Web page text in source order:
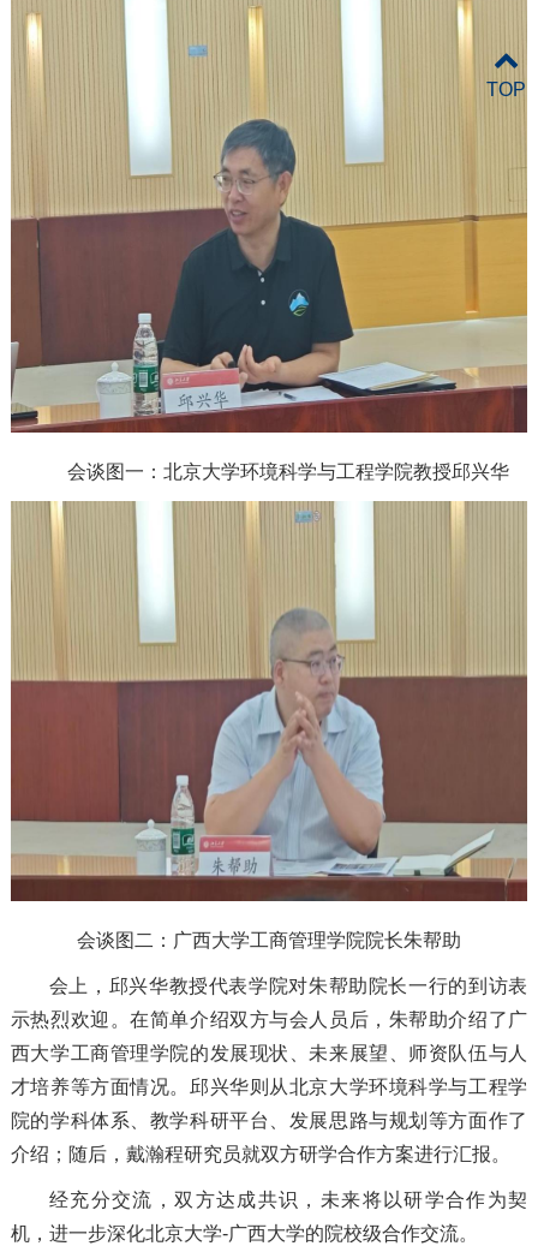
会谈图一：北京大学环境科学与工程学院教授邱兴华
会谈图二：广西大学工商管理学院院长朱帮助
会上，邱兴华教授代表学院对朱帮助院长一行的到访表
示热烈欢迎。在简单介绍双方与会人员后，朱帮助介绍了广
西大学工商管理学院的发展现状、未来展望、师资队伍与人
才培养等方面情况。邱兴华则从北京大学环境科学与工程学
院的学科体系、教学科研平台、发展思路与规划等方面作了
介绍；随后，戴瀚程研究员就双方研学合作方案进行汇报。
经充分交流，双方达成共识，未来将以研学合作为契
机，进一步深化北京大学-广西大学的院校级合作交流。
TOP